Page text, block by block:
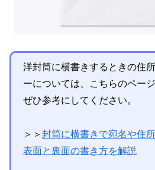
洋封筒に横書きするときの住
ーについては、こちらのペー
ぜひ参考にしてください。
＞＞ 封筒に横書きで宛名や住
表面と裏面の書き方を解説